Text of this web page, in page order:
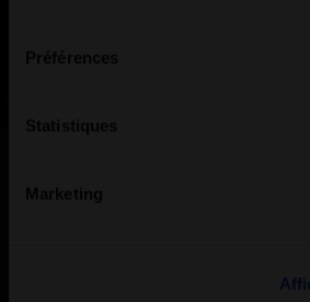
Préférences
Statistiques
Marketing